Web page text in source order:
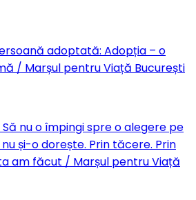
adoptată: Adopția – o
/ Marșul pentru Viață București
Să nu o împingi spre o alegere pe
și-o dorește. Prin tăcere. Prin
am făcut / Marșul pentru Viață